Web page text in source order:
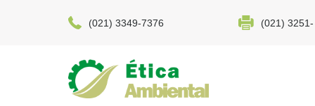
(021) 3349-7376 (021)